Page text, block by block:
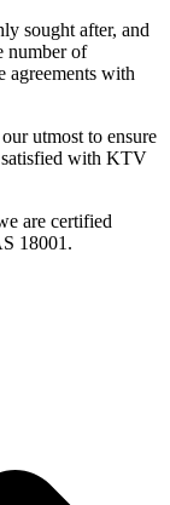
sought after, and
number of
agreements with
utmost to ensure
satisfied with KTV
are certified
18001.